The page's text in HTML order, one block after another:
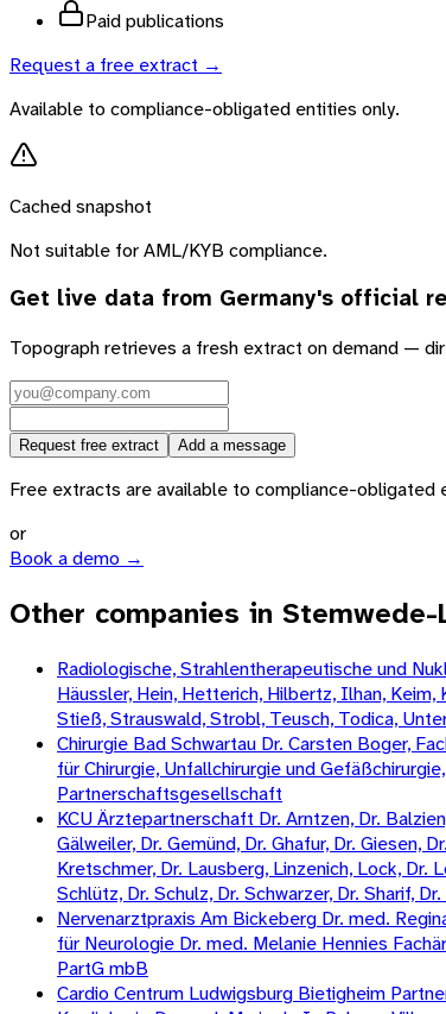
Paid publications
Request a free extract →
Available to compliance-obligated entities only.
Cached snapshot
Not suitable for AML/KYB compliance.
Get live data from Germany's official
Topograph retrieves a fresh extract on demand —
Request free extract Add a message
Free extracts are available to compliance-
or
Book a demo →
Other companies in Stemwede-
Radiologische, Strahlentherapeutische und
Häussler, Hein, Hetterich, Hilbertz, Ilhan,
Stieß, Strauswald, Strobl, Teusch, Todica,
Chirurgie Bad Schwartau Dr. Carsten Boger,
für Chirurgie, Unfallchirurgie und
Partnerschaftsgesellschaft
KCU Ärztepartnerschaft Dr. Arntzen, Dr.
Gälweiler, Dr. Gemünd, Dr. Ghafur, Dr. Giesen,
Kretschmer, Dr. Lausberg, Linzenich, Lock, Dr.
Schlütz, Dr. Schulz, Dr. Schwarzer, Dr. Sharif,
Nervenarztpraxis Am Bickeberg Dr. med.
für Neurologie Dr. med. Melanie Hennies
PartG mbB
Cardio Centrum Ludwigsburg Bietigheim